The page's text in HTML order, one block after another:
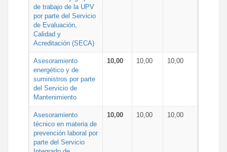
de trabajo de la UPV
por parte del Servicio
de Evaluación,
Calidad y
Acreditación (SECA)
Asesoramiento
energético y de
suministros por parte
del Servicio de
Mantenimiento
10,00 10,00 10,00
Asesoramiento
técnico en materia de
prevención laboral por
parte del Servicio
10,00 10,00 10,00